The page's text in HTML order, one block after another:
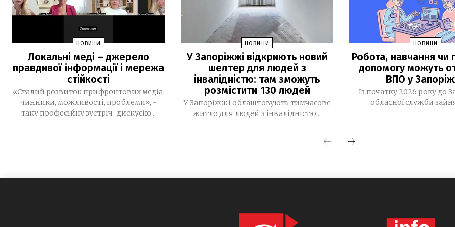
НОВИНИ
Локальні меді – джерело
правдивої інформації і мережа
стійкості
«Сталий розвиток прифронтових медіа:
чинники, можливості, проблеми», -
таку професійну зустріч-дискусію...
НОВИНИ
У Запоріжжі відкриють новий
шелтер для людей з
інвалідністю: там зможуть
розмістити 130 людей
У Запоріжжі облаштовують тимчасове
житло для людей з інвалідністю...
НОВИНИ
Робота, навчання чи
допомогу можуть
ВПО у
Із початку 2026 року до
обласної служби